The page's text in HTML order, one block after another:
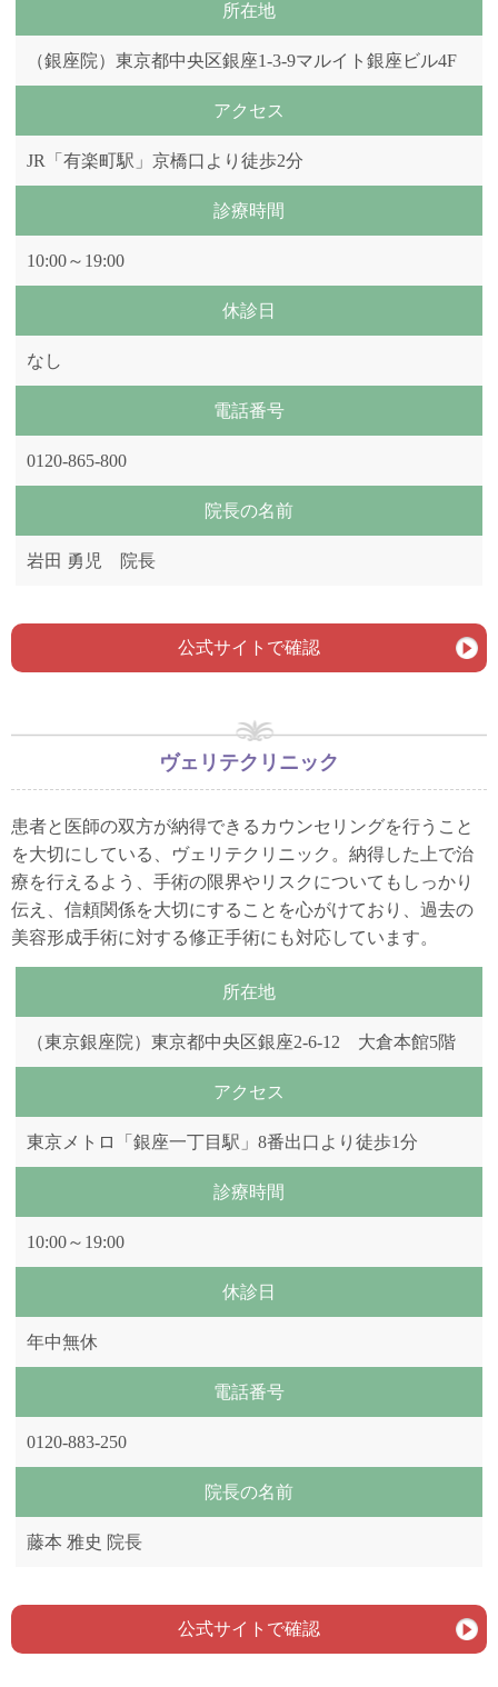
所在地
（銀座院）東京都中央区銀座1-3-9マルイト銀座ビル4F
アクセス
JR「有楽町駅」京橋口より徒歩2分
診療時間
10:00～19:00
休診日
なし
電話番号
0120-865-800
院長の名前
岩田 勇児 院長
公式サイトで確認
ヴェリテクリニック
患者と医師の双方が納得できるカウンセリングを行うこと
を大切にしている、ヴェリテクリニック。納得した上で治
療を行えるよう、手術の限界やリスクについてもしっかり
伝え、信頼関係を大切にすることを心がけており、過去の
美容形成手術に対する修正手術にも対応しています。
所在地
（東京銀座院）東京都中央区銀座2-6-12 大倉本館5階
アクセス
東京メトロ「銀座一丁目駅」8番出口より徒歩1分
診療時間
10:00～19:00
休診日
年中無休
電話番号
0120-883-250
院長の名前
藤本 雅史 院長
公式サイトで確認